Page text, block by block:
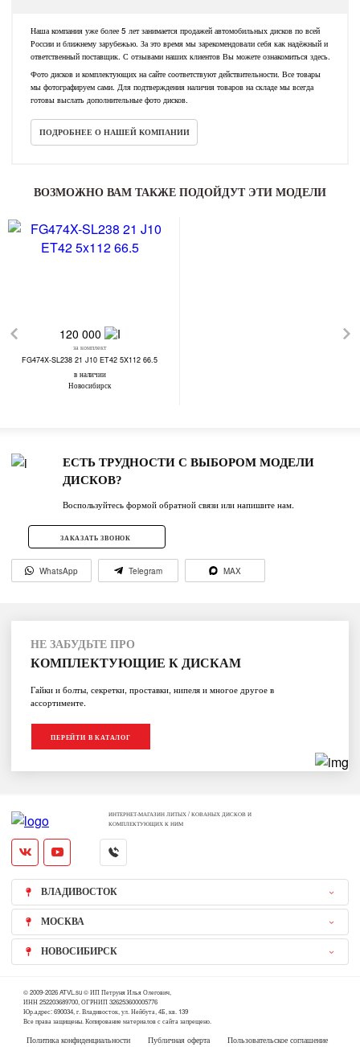
Наша компания уже более 5 лет занимается продажей автомобильных дисков по всей
России и ближнему зарубежью. За это время мы зарекомендовали себя как надёжный и
ответственный поставщик. С отзывами наших клиентов Вы можете ознакомиться здесь.
Фото дисков и комплектующих на сайте соответствуют действительности. Все товары
мы фотографируем сами. Для подтверждения наличия товаров на складе мы всегда
готовы выслать дополнительные фото дисков.
ПОДРОБНЕЕ О НАШЕЙ КОМПАНИИ
ВОЗМОЖНО ВАМ ТАКЖЕ ПОДОЙДУТ ЭТИ МОДЕЛИ
120 000
за комплект
FG474X-SL238 21 J10 ET42 5X112 66.5
в наличии
Новосибирск
ЕСТЬ ТРУДНОСТИ С ВЫБОРОМ МОДЕЛИ
ДИСКОВ?
Воспользуйтесь формой обратной связи или напишите нам.
ЗАКАЗАТЬ ЗВОНОК
WhatsApp Telegram MAX
НЕ ЗАБУДЬТЕ ПРО
КОМПЛЕКТУЮЩИЕ К ДИСКАМ
Гайки и болты, секретки, проставки, нипеля и многое другое в
ассортименте.
ПЕРЕЙТИ В КАТАЛОГ
ИНТЕРНЕТ-МАГАЗИН ЛИТЫХ / КОВАНЫХ ДИСКОВ И
КОМПЛЕКТУЮЩИХ К НИМ
ВЛАДИВОСТОК
МОСКВА
НОВОСИБИРСК
© 2009-2026 ATVL.su © ИП Петруня Илья Олегович,
ИНН 252203689700, ОГРНИП 326253600005776
Юр.адрес: 690034, г. Владивосток, ул. Нейбута, 4Б, кв. 139
Все права защищены. Копирование материалов с сайта запрещено.
Политика конфиденциальности Публичная оферта Пользовательское соглашение